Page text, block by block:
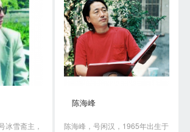
冰雪斋主，
陈海峰
陈海峰，号闲汉，1965年出生于